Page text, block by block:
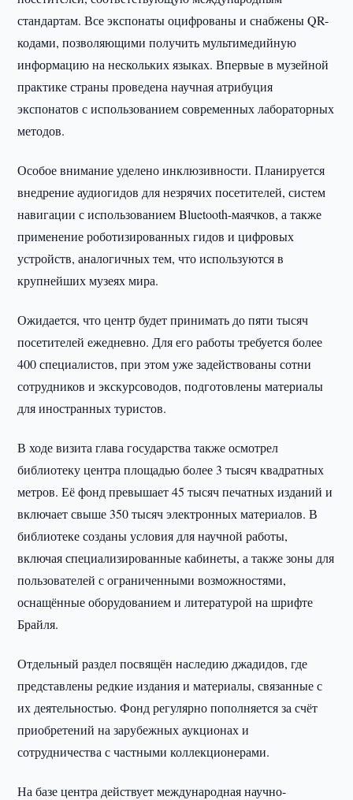
стандартам. Все экспонаты оцифрованы и снабжены QR-
кодами, позволяющими получить мультимедийную
информацию на нескольких языках. Впервые в музейной
практике страны проведена научная атрибуция
экспонатов с использованием современных лабораторных
методов.
Особое внимание уделено инклюзивности. Планируется
внедрение аудиогидов для незрячих посетителей, систем
навигации с использованием Bluetooth-маячков, а также
применение роботизированных гидов и цифровых
устройств, аналогичных тем, что используются в
крупнейших музеях мира.
Ожидается, что центр будет принимать до пяти тысяч
посетителей ежедневно. Для его работы требуется более
400 специалистов, при этом уже задействованы сотни
сотрудников и экскурсоводов, подготовлены материалы
для иностранных туристов.
В ходе визита глава государства также осмотрел
библиотеку центра площадью более 3 тысяч квадратных
метров. Её фонд превышает 45 тысяч печатных изданий и
включает свыше 350 тысяч электронных материалов. В
библиотеке созданы условия для научной работы,
включая специализированные кабинеты, а также зоны для
пользователей с ограниченными возможностями,
оснащённые оборудованием и литературой на шрифте
Брайля.
Отдельный раздел посвящён наследию джадидов, где
представлены редкие издания и материалы, связанные с
их деятельностью. Фонд регулярно пополняется за счёт
приобретений на зарубежных аукционах и
сотрудничества с частными коллекционерами.
На базе центра действует международная научно-